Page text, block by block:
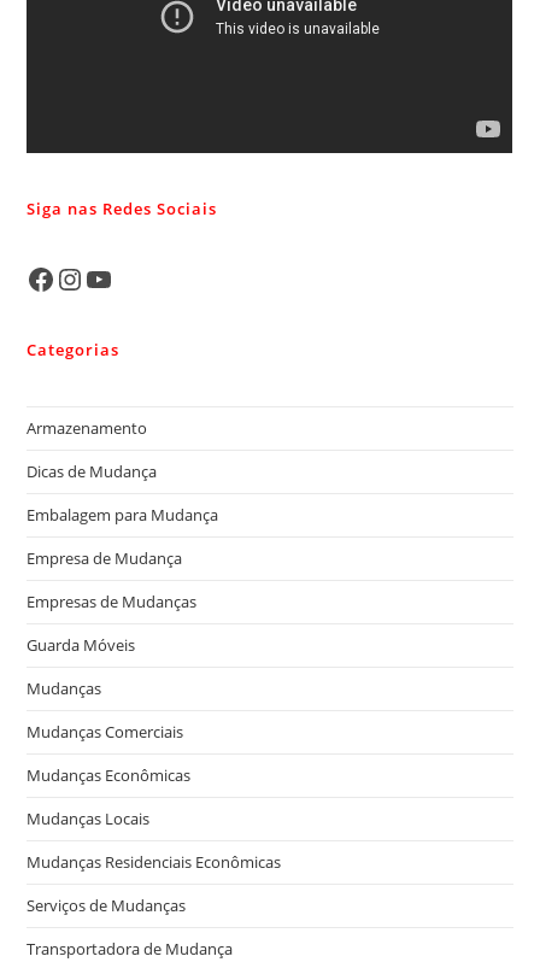
Siga nas Redes Sociais
Categorias
Armazenamento
Dicas de Mudança
Embalagem para Mudança
Empresa de Mudança
Empresas de Mudanças
Guarda Móveis
Mudanças
Mudanças Comerciais
Mudanças Econômicas
Mudanças Locais
Mudanças Residenciais Econômicas
Serviços de Mudanças
Transportadora de Mudança